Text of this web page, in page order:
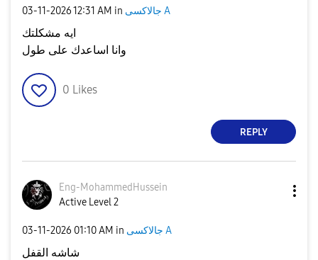
‎03-11-202612:31 AM in جالاكسى A
ايه مشكلتك
وانا اساعدك على طول
0 Likes
REPLY
Eng-MohammedHussein
Active Level 2
‎03-11-2026 01:10 AM in جالاكسى A
شاشه القفل